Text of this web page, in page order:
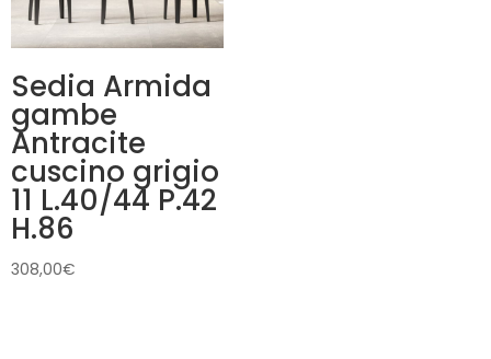
Sedia Armida
gambe
Antracite
cuscino grigio
11 L.40/44 P.42
H.86
308,00€